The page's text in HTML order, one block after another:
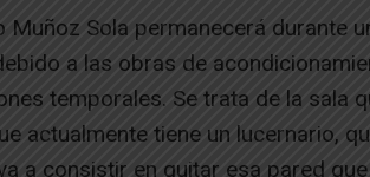
Muñoz Sola permanecerá durante
a las obras de
temporales. Se trata de la sala
actualmente tiene un lucernario,
a consistir en quitar esa pared